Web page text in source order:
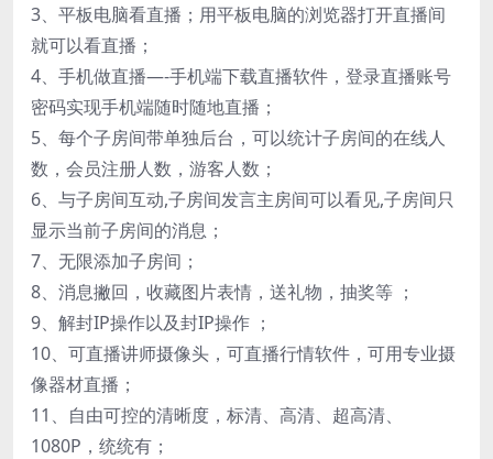
3、平板电脑看直播；用平板电脑的浏览器打开直播间
就可以看直播；
4、手机做直播—-手机端下载直播软件，登录直播账号
密码实现手机端随时随地直播；
5、每个子房间带单独后台，可以统计子房间的在线人
数，会员注册人数，游客人数；
6、与子房间互动,子房间发言主房间可以看见,子房间只
显示当前子房间的消息；
7、无限添加子房间；
8、消息撇回，收藏图片表情，送礼物，抽奖等 ；
9、解封IP操作以及封IP操作 ；
10、可直播讲师摄像头，可直播行情软件，可用专业摄
像器材直播；
11、自由可控的清晰度，标清、高清、超高清、
1080P，统统有；